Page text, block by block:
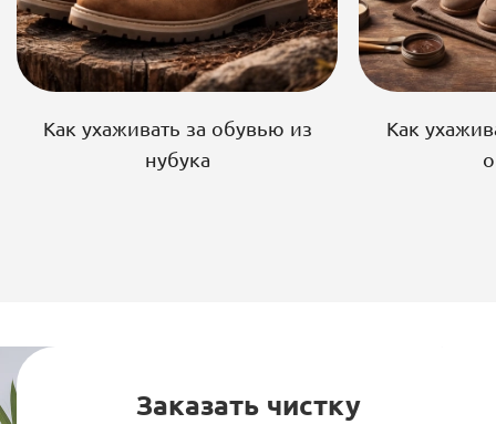
Как ухаживать за обувью из
нубука
Как
Заказать чистку